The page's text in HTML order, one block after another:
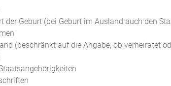
der Geburt (bei Geburt im Ausland auch den
(beschränkt auf die Angabe, ob verheiratet